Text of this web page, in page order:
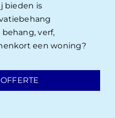
bieden is
verf,
een woning?